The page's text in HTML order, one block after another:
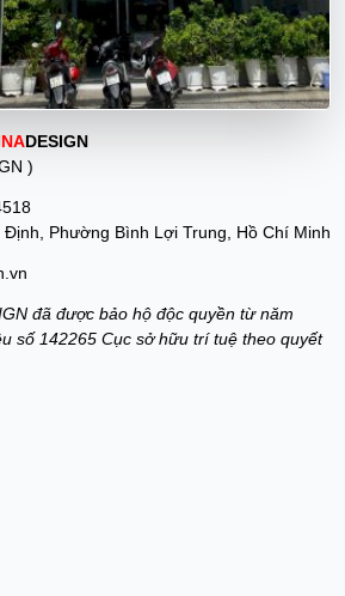
DESIGN
)
Định, Phường Bình Lợi Trung, Hồ Chí Minh
đã được bảo hộ độc quyền từ năm
số 142265 Cục sở hữu trí tuệ theo quyết